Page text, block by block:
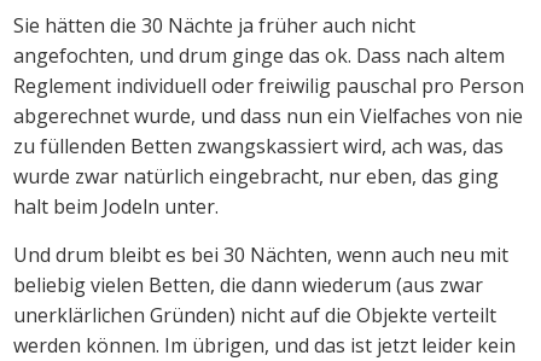
Sie hätten die 30 Nächte ja früher auch nicht
angefochten, und drum ginge das ok. Dass nach altem
Reglement individuell oder freiwilig pauschal pro Person
abgerechnet wurde, und dass nun ein Vielfaches von nie
zu füllenden Betten zwangskassiert wird, ach was, das
wurde zwar natürlich eingebracht, nur eben, das ging
halt beim Jodeln unter.
Und drum bleibt es bei 30 Nächten, wenn auch neu mit
beliebig vielen Betten, die dann wiederum (aus zwar
unerklärlichen Gründen) nicht auf die Objekte verteilt
werden können. Im übrigen, und das ist jetzt leider kein